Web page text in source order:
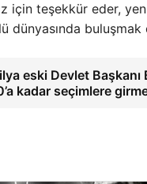
için teşekkür eder,
dünyasında
eski Devlet Başkanı
kadar seçimlere